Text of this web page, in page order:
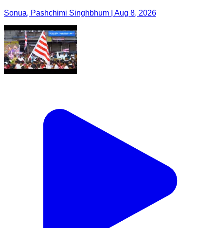
Sonua, Pashchimi Singhbhum | Aug 8, 2026